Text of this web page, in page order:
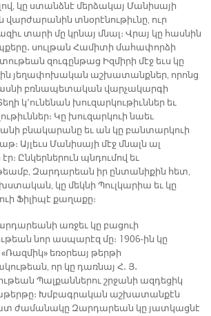
կը ստանձնէ մերձակայ Մանիսայի
վարժարանին տնօրէնութիւնը, ուր
տարի մը կրնայ մնալ։ Վրայ կը հասնին
սուլթան Համիտի մահափորձի
զուգընթաց Իզմիրի մէջ եւս կը
յեղափոխական աշխատանքներ, որոնց
բռնապետական վարչակարգի
կ՚ունենան խուզարկութիւններ եւ
Կը խուզարկուի նաեւ
բնակարանը եւ ան կը բանտարկուի
Այլեւս Մանիսայի մէջ մնալն ալ
Ընկերներուն պնդումով եւ
Զարդարեան իր ընտանիքին հետ,
կը մեկնի Պուլկարիա եւ կը
Ֆիլիպէ քաղաքը։
առջեւ կը բացուի
նոր ասպարէզ մը։ 1906-ին կը
եռօրեայ թերթի
որ կը դառնայ Հ․ Յ․
Պալքաններու շրջանի ազդեցիկ
Խմբագրական աշխատանքէն
ժամանակը Զարդարեան կը յատկացնէ